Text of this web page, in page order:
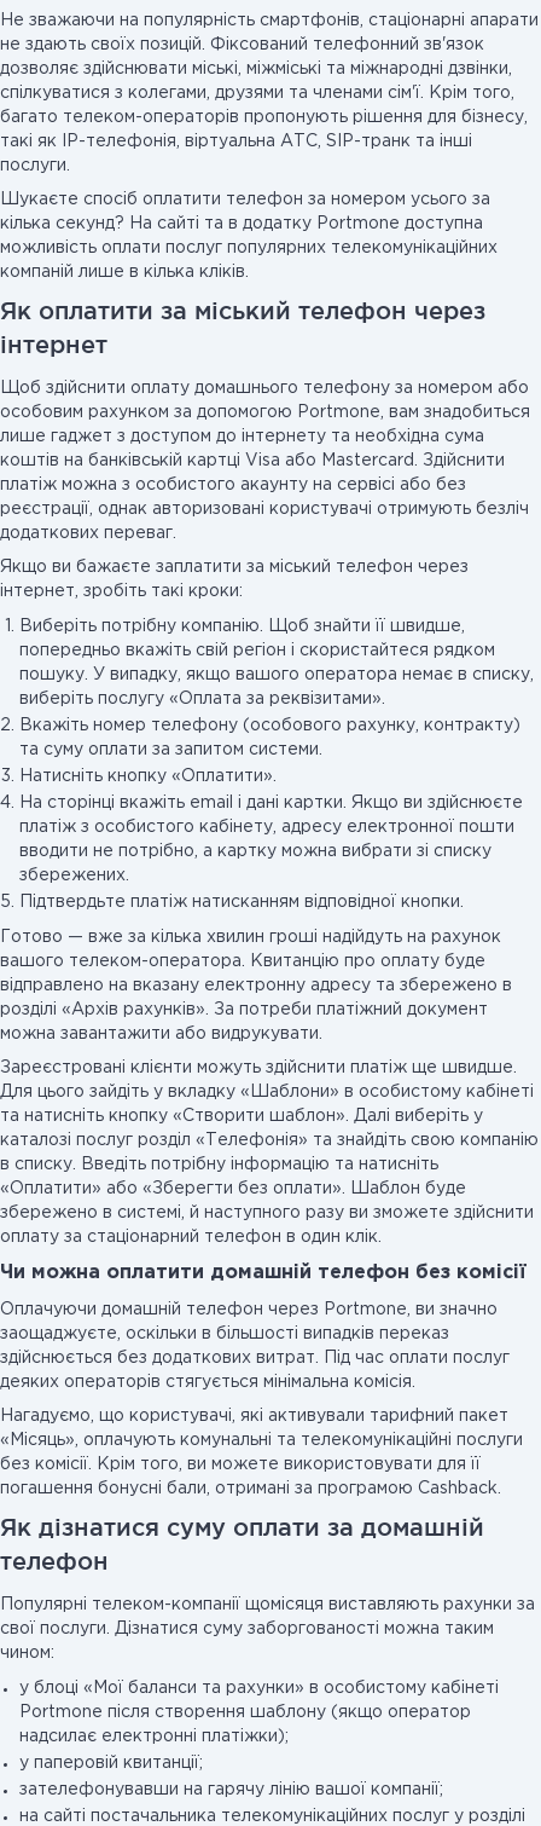
Не зважаючи на популярність смартфонів, стаціонарні апарати
не здають своїх позицій. Фіксований телефонний зв'язок
дозволяє здійснювати міські, міжміські та міжнародні дзвінки,
спілкуватися з колегами, друзями та членами сім'ї. Крім того,
багато телеком-операторів пропонують рішення для бізнесу,
такі як IP-телефонія, віртуальна АТС, SIP-транк та інші
послуги.
Шукаєте спосіб оплатити телефон за номером усього за
кілька секунд? На сайті та в додатку Portmone доступна
можливість оплати послуг популярних телекомунікаційних
компаній лише в кілька кліків.
Як оплатити за міський телефон через
інтернет
Щоб здійснити оплату домашнього телефону за номером або
особовим рахунком за допомогою Portmone, вам знадобиться
лише гаджет з доступом до інтернету та необхідна сума
коштів на банківській картці Visa або Mastercard. Здійснити
платіж можна з особистого акаунту на сервісі або без
реєстрації, однак авторизовані користувачі отримують безліч
додаткових переваг.
Якщо ви бажаєте заплатити за міський телефон через
інтернет, зробіть такі кроки:
Виберіть потрібну компанію. Щоб знайти її швидше,
попередньо вкажіть свій регіон і скористайтеся рядком
пошуку. У випадку, якщо вашого оператора немає в списку,
виберіть послугу «Оплата за реквізитами».
Вкажіть номер телефону (особового рахунку, контракту)
та суму оплати за запитом системи.
Натисніть кнопку «Оплатити».
На сторінці вкажіть email і дані картки. Якщо ви здійснюєте
платіж з особистого кабінету, адресу електронної пошти
вводити не потрібно, а картку можна вибрати зі списку
збережених.
Підтвердьте платіж натисканням відповідної кнопки.
Готово — вже за кілька хвилин гроші надійдуть на рахунок
вашого телеком-оператора. Квитанцію про оплату буде
відправлено на вказану електронну адресу та збережено в
розділі «Архів рахунків». За потреби платіжний документ
можна завантажити або видрукувати.
Зареєстровані клієнти можуть здійснити платіж ще швидше.
Для цього зайдіть у вкладку «Шаблони» в особистому кабінеті
та натисніть кнопку «Створити шаблон». Далі виберіть у
каталозі послуг розділ «Телефонія» та знайдіть свою компанію
в списку. Введіть потрібну інформацію та натисніть
«Оплатити» або «Зберегти без оплати». Шаблон буде
збережено в системі, й наступного разу ви зможете здійснити
оплату за стаціонарний телефон в один клік.
Чи можна оплатити домашній телефон без комісії
Оплачуючи домашній телефон через Portmone, ви значно
заощаджуєте, оскільки в більшості випадків переказ
здійснюється без додаткових витрат. Під час оплати послуг
деяких операторів стягується мінімальна комісія.
Нагадуємо, що користувачі, які активували тарифний пакет
«Місяць», оплачують комунальні та телекомунікаційні послуги
без комісії. Крім того, ви можете використовувати для її
погашення бонусні бали, отримані за програмою Cashback.
Як дізнатися суму оплати за домашній
телефон
Популярні телеком-компанії щомісяця виставляють рахунки за
свої послуги. Дізнатися суму заборгованості можна таким
чином:
у блоці «Мої баланси та рахунки» в особистому кабінеті
Portmone після створення шаблону (якщо оператор
надсилає електронні платіжки);
у паперовій квитанції;
зателефонувавши на гарячу лінію вашої компанії;
на сайті постачальника телекомунікаційних послуг у розділі